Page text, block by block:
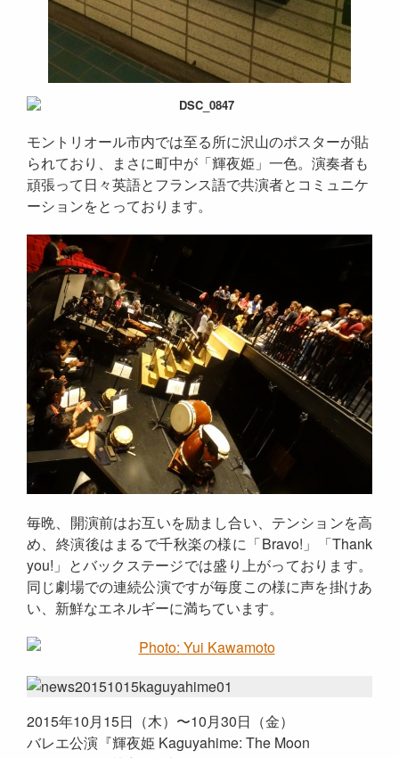
モントリオール市内では至る所に沢山のポスターが貼
られており、まさに町中が「輝夜姫」一色。演奏者も
頑張って日々英語とフランス語で共演者とコミュニケ
ーションをとっております。
毎晩、開演前はお互いを励まし合い、テンションを高
め、終演後はまるで千秋楽の様に「Bravo!」「Thank
you!」とバックステージでは盛り上がっております。
同じ劇場での連続公演ですが毎度この様に声を掛けあ
い、新鮮なエネルギーに満ちています。
2015年10月15日（木）〜10月30日（金）
バレエ公演『輝夜姫 Kaguyahime: The Moon